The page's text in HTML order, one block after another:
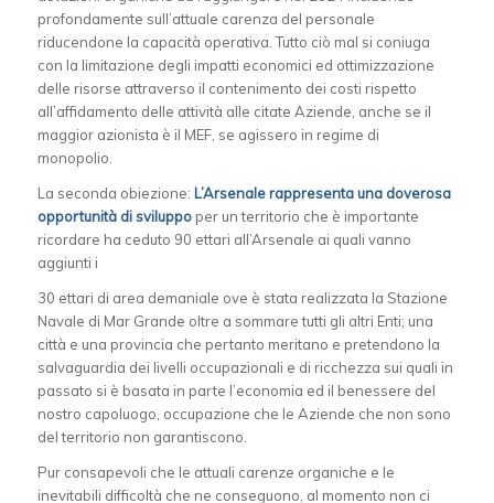
profondamente sull’attuale carenza del personale
riducendone la capacità operativa. Tutto ciò mal si coniuga
con la limitazione degli impatti economici ed ottimizzazione
delle risorse attraverso il contenimento dei costi rispetto
all’affidamento delle attività alle citate Aziende, anche se il
maggior azionista è il MEF, se agissero in regime di
monopolio.
La seconda obiezione: L’Arsenale rappresenta una doverosa
opportunità di sviluppoper un territorio che è importante
ricordare ha ceduto 90 ettari all’Arsenale ai quali vanno
aggiunti i
30 ettari di area demaniale ove è stata realizzata la Stazione
Navale di Mar Grande oltre a sommare tutti gli altri Enti; una
città e una provincia che pertanto meritano e pretendono la
salvaguardia dei livelli occupazionali e di ricchezza sui quali in
passato si è basata in parte l’economia ed il benessere del
nostro capoluogo, occupazione che le Aziende che non sono
del territorio non garantiscono.
Pur consapevoli che le attuali carenze organiche e le
inevitabili difficoltà che ne conseguono, al momento non ci